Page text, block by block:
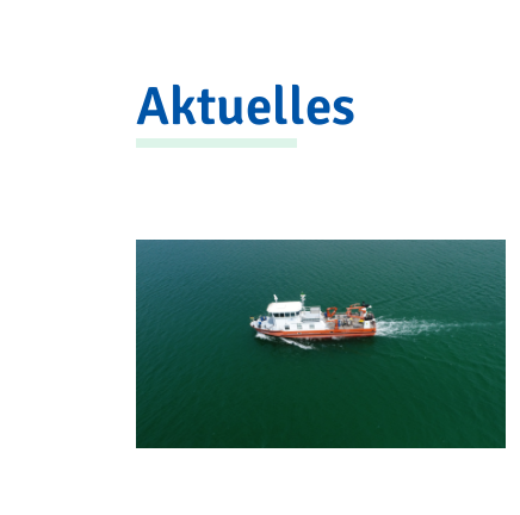
Aktuelles